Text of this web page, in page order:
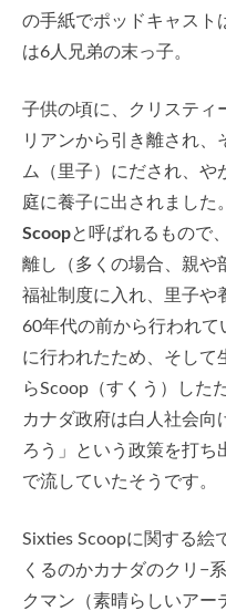
の手紙でポッドキャスト
は6人兄弟の末っ子。
子供の頃に、クリスティ
リアンから引き離され、
ム（里子）にだされ、や
庭に養子に出されました
Scoopと呼ばれるもので
離し（多くの場合、親や
福祉制度に入れ、里子や
60年代の前から行われ
に行われたため、そして
らScoop（すくう）した
カナダ政府は白人社会向
ろう」という政策を打ち
で流していたそうです。
Sixties Scoopに関する絵
くるのかカナダのクリ−
クマン（素晴らしいアー